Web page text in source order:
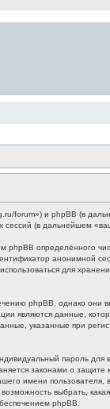
forum») и phpBB (в
сессий (в дальнейшем
определённого
анонимной
для
phpBB, однако они
являются данные,
указанные при
пароль для
законами о
имени пользователя,
выбрать,
phpBB.